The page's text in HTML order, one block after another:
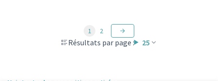
Résultats par page : 25
1 2